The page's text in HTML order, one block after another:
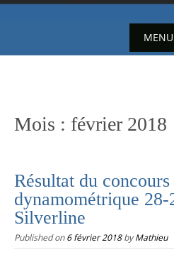
MENU
Mois : février 2018
Résultat du
dynamométrique
Silverline
Published on6 février 2018byMathieu